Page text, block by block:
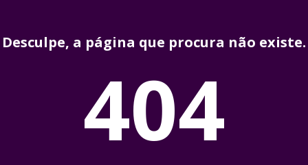
Desculpe, a página que procura não existe.
404